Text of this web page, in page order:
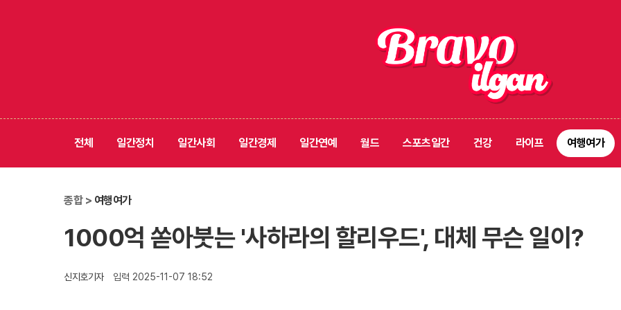
전체 일간정치 일간사회 일간경제 일간연예 월드 스포츠일간 건강 라이프 여행여가
종합 > 여행여가
1000억 쏟아붓는 '사하라의 할리우드', 대체 무슨 일이?
신지호기자 입력 2025-11-07 18:52